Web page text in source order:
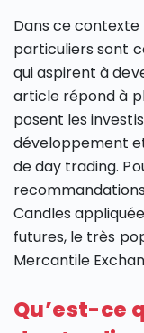
Dans ce contexte
particuliers sont
qui aspirent à
article répond à
posent les
développement
de day trading.
Candles
futures, le très
Mercantile
Qu’est-ce